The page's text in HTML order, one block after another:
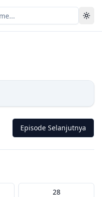
Episode Selanjutnya
28